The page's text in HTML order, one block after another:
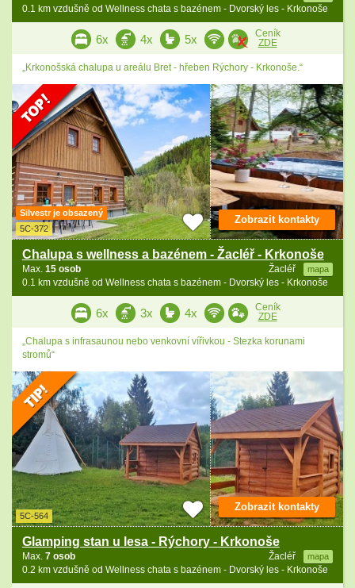
0.1 km vzdušně od Wellness chata s bazénem - Dvorský les - Krkonoše
6x 4x 5x
Ceník
ZDE
„Krkonošská chalupa u areálu Bret - hřeben Rýchory - Krkonoše.“
Silvestr je obsazený
5C-372
Chalupa s wellness a bazénem - Žacléř - Krkonoše
Žacléř mapa
Max. 15 osob
0.1 km vzdušně od Wellness chata s bazénem - Dvorský les - Krkonoše
Zobrazit kontakty
6x 3x 4x
Ceník
ZDE
„Chalupa s infrasaunou nebo venkovní vířivkou - Stezka korunami
stromů“
5C-564
Glamping stan u lesa - Rýchory - Krkonoše
Žacléř mapa
Max. 7 osob
0.2 km vzdušně od Wellness chata s bazénem - Dvorský les - Krkonoše
Zobrazit kontakty